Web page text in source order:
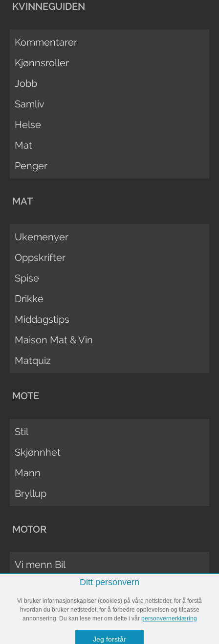
KVINNEGUIDEN
Kommentarer
Kjønnsroller
Jobb
Samliv
Helse
Mat
Penger
MAT
Ukemenyer
Oppskrifter
Spise
Drikke
Middagstips
Maison Mat & Vin
Matquiz
MOTE
Stil
Skjønnhet
Mann
Bryllup
MOTOR
Vi menn Bil
Vi Menn Båt
Ditt personvern
Vi bruker informasjonskaplser (cookies) på våre nettsteder, for å forstå
hvordan du bruker nettstedet, for å forbedre opplevelsen og tilpasse
annonsering. Du kan lese mer om dette i vår personvernerklæring
Jeg forstår